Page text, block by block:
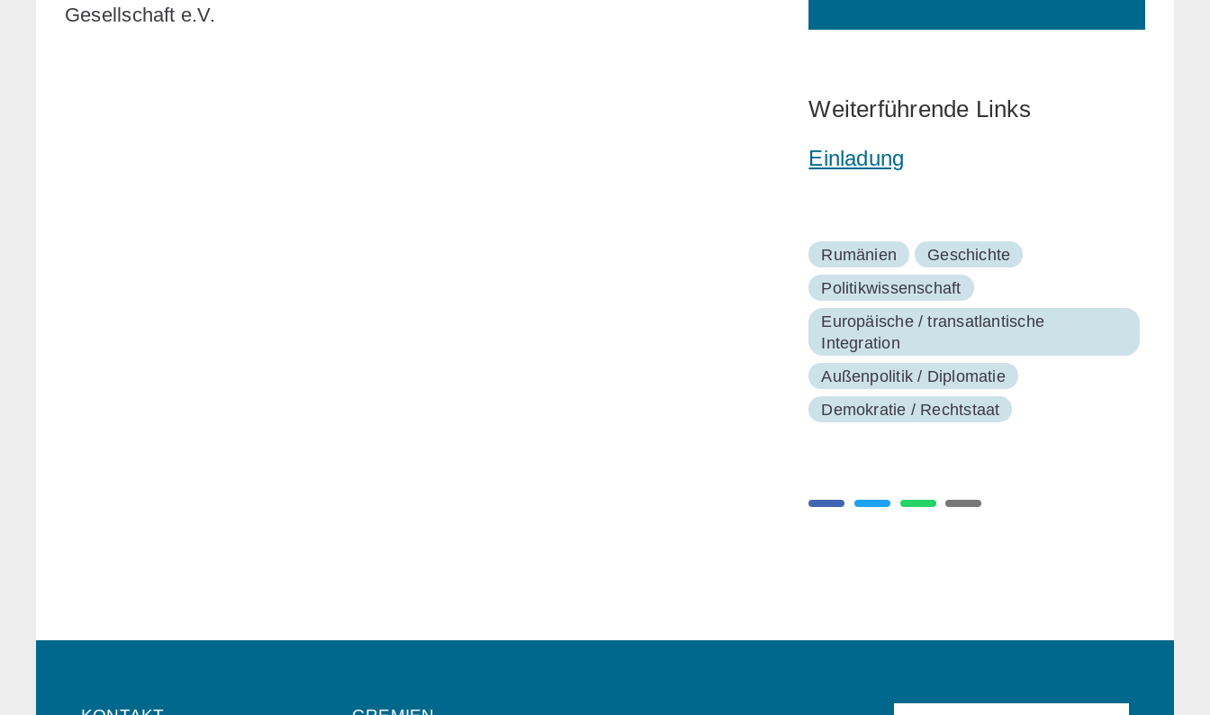
Gesellschaft e.V.
Weiterführende Links
Einladung
Rumänien
Geschichte
Politikwissenschaft
Europäische / transatlantische
Integration
Außenpolitik / Diplomatie
Demokratie / Rechtstaat